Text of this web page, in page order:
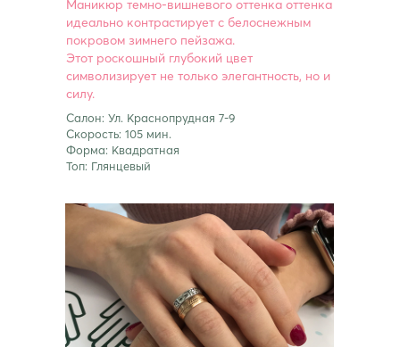
Салон: Ул. Краснопрудная 7-9
Скорость: 105 мин.
Форма: Квадратная
Топ: Глянцевый
Маникюр темно-вишневого оттенка оттенка
идеально контрастирует с белоснежным
покровом зимнего пейзажа.
Этот роскошный глубокий цвет
символизирует не только элегантность, но и
силу.